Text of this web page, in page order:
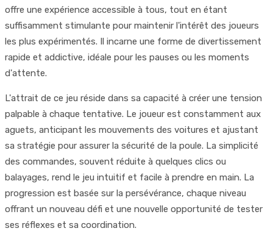
offre une expérience accessible à tous, tout en étant
suffisamment stimulante pour maintenir l'intérêt des joueurs
les plus expérimentés. Il incarne une forme de divertissement
rapide et addictive, idéale pour les pauses ou les moments
d'attente.
L'attrait de ce jeu réside dans sa capacité à créer une tension
palpable à chaque tentative. Le joueur est constamment aux
aguets, anticipant les mouvements des voitures et ajustant
sa stratégie pour assurer la sécurité de la poule. La simplicité
des commandes, souvent réduite à quelques clics ou
balayages, rend le jeu intuitif et facile à prendre en main. La
progression est basée sur la persévérance, chaque niveau
offrant un nouveau défi et une nouvelle opportunité de tester
ses réflexes et sa coordination.